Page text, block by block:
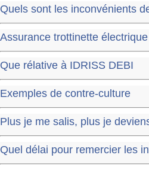
Quels sont les inconvénients
Assurance trottinette
Que rélative à IDRISS DEBI
Exemples de contre-culture
Plus je me salis, plus je
Quel délai pour remercier les